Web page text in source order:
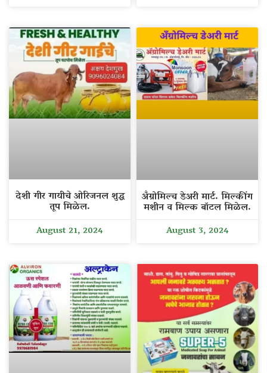
देशी गीर गायीचे ओरिजनल शुद्ध
तूप मिळेल.
August 21, 2024
अँग्रोमिल्च डेअरी मार्ट. मिल्कींग
मशीन व मिल्क बॉटल मिळेल.
August 3, 2024